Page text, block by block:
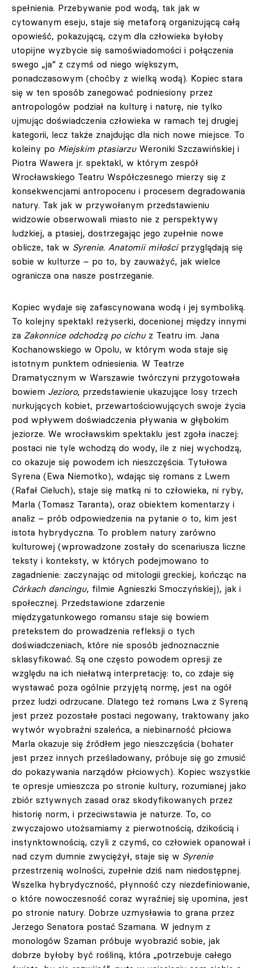
spełnienia. Przebywanie pod wodą, tak jak w
cytowanym eseju, staje się metaforą organizującą całą
opowieść, pokazującą, czym dla człowieka byłoby
utopijne wyzbycie się samoświadomości i połączenia
swego „ja” z czymś od niego większym,
ponadczasowym (choćby z wielką wodą). Kopiec stara
się w ten sposób zanegować podniesiony przez
antropologów podział na kulturę i naturę, nie tylko
ujmując doświadczenia człowieka w ramach tej drugiej
kategorii, lecz także znajdując dla nich nowe miejsce. To
koleiny po Miejskim ptasiarzu Weroniki Szczawińskiej i
Piotra Wawera jr. spektakl, w którym zespół
Wrocławskiego Teatru Współczesnego mierzy się z
konsekwencjami antropocenu i procesem degradowania
natury. Tak jak w przywołanym przedstawieniu
widzowie obserwowali miasto nie z perspektywy
ludzkiej, a ptasiej, dostrzegając jego zupełnie nowe
oblicze, tak w Syrenie. Anatomii miłościprzyglądają się
sobie w kulturze – po to, by zauważyć, jak wielce
ogranicza ona nasze postrzeganie.
Kopiec wydaje się zafascynowana wodą i jej symboliką.
To kolejny spektakl reżyserki, docenionej między innymi
za Zakonnice odchodzą po cichu z Teatru im. Jana
Kochanowskiego w Opolu, w którym woda staje się
istotnym punktem odniesienia. W Teatrze
Dramatycznym w Warszawie twórczyni przygotowała
bowiem Jezioro, przedstawienie ukazujące losy trzech
nurkujących kobiet, przewartościowujących swoje życia
pod wpływem doświadczenia pływania w głębokim
jeziorze. We wrocławskim spektaklu jest zgoła inaczej:
postaci nie tyle wchodzą do wody, ile z niej wychodzą,
co okazuje się powodem ich nieszczęścia. Tytułowa
Syrena (Ewa Niemotko), wdając się romans z Lwem
(Rafał Cieluch), staje się matką ni to człowieka, ni ryby,
Marla (Tomasz Taranta), oraz obiektem komentarzy i
analiz – prób odpowiedzenia na pytanie o to, kim jest
istota hybrydyczna. To problem natury zarówno
kulturowej (wprowadzone zostały do scenariusza liczne
teksty i konteksty, w których podejmowano to
zagadnienie: zaczynając od mitologii greckiej, kończąc na
Córkach dancingu, filmie Agnieszki Smoczyńskiej), jak i
społecznej. Przedstawione zdarzenie
międzygatunkowego romansu staje się bowiem
pretekstem do prowadzenia refleksji o tych
doświadczeniach, które nie sposób jednoznacznie
sklasyfikować. Są one często powodem opresji ze
względu na ich niełatwą interpretację: to, co zdaje się
wystawać poza ogólnie przyjętą normę, jest na ogół
przez ludzi odrzucane. Dlatego też romans Lwa z Syreną
jest przez pozostałe postaci negowany, traktowany jako
wytwór wyobraźni szaleńca, a niebinarność płciowa
Marla okazuje się źródłem jego nieszczęścia (bohater
jest przez innych prześladowany, próbuje się go zmusić
do pokazywania narządów płciowych). Kopiec wszystkie
te opresje umieszcza po stronie kultury, rozumianej jako
zbiór sztywnych zasad oraz skodyfikowanych przez
historię norm, i przeciwstawia je naturze. To, co
zwyczajowo utożsamiamy z pierwotnością, dzikością i
instynktownością, czyli z czymś, co człowiek opanował i
nad czym dumnie zwyciężył, staje się w Syrenie
przestrzenią wolności, zupełnie dziś nam niedostępnej.
Wszelka hybrydyczność, płynność czy niezdefiniowanie,
o które nowoczesność coraz wyraźniej się upomina, jest
po stronie natury. Dobrze uzmysławia to grana przez
Jerzego Senatora postać Szamana. W jednym z
monologów Szaman próbuje wyobrazić sobie, jak
dobrze byłoby być rośliną, która „potrzebuje całego